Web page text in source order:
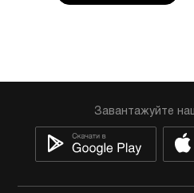
Завантажуйте